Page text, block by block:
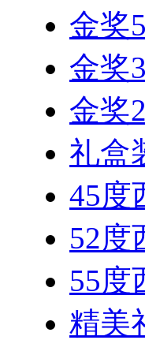
金奖
金奖
金奖
礼盒
45度
52度
55度
精美